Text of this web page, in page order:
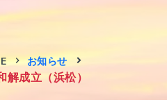
お知らせ
成立（浜松）